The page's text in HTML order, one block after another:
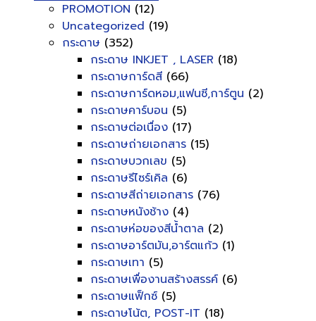
PROMOTION (12)
Uncategorized (19)
กระดาษ (352)
กระดาษ INKJET , LASER (18)
กระดาษการ์ดสี (66)
กระดาษการ์ดหอม,แฟนซี,การ์ตูน (2)
กระดาษคาร์บอน (5)
กระดาษต่อเนื่อง (17)
กระดาษถ่ายเอกสาร (15)
กระดาษบวกเลข (5)
กระดาษรีไซร์เคิล (6)
กระดาษสีถ่ายเอกสาร (76)
กระดาษหนังช้าง (4)
กระดาษห่อของสีน้ำตาล (2)
กระดาษอาร์ตมัน,อาร์ตแก้ว (1)
กระดาษเทา (5)
กระดาษเพื่องานสร้างสรรค์ (6)
กระดาษแฟ็กซ์ (5)
กระดาษโน้ต, POST-IT (18)